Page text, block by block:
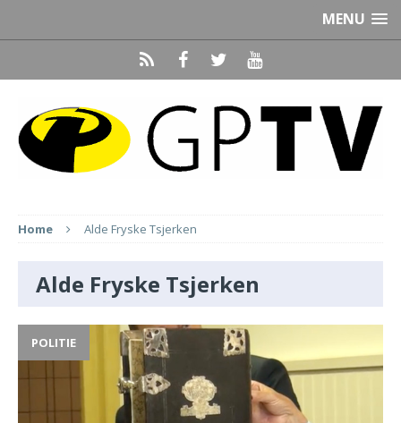
MENU
Home Alde Fryske Tsjerken
Alde Fryske Tsjerken
POLITIE